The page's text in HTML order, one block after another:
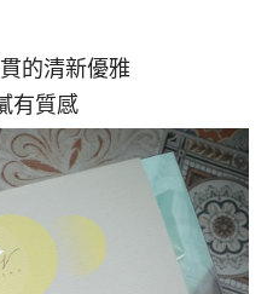
的清新優雅
有質感